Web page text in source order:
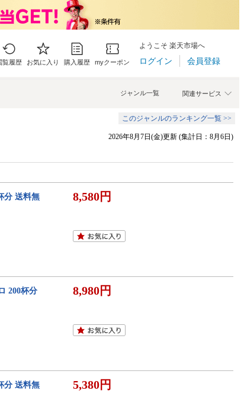
覧履歴 お気に入り 購入履歴 myクーポン
ようこそ 楽天市場へ
ログイン 会員登録
関連サービス
ジャンル一覧
このジャンルのランキング一覧 >>
2026年8月7日(金)更新 (集計日：8月6日)
分 送料無
8,580円
200杯分
8,980円
分 送料無
5,380円